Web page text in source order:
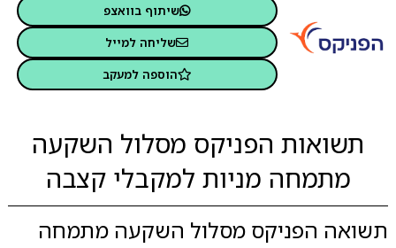
שיתוף בוואצפ
שליחה למייל
הוספה למעקב
תשואות הפניקס מסלול השקעה
מתמחה מניות למקבלי קצבה
תשואה הפניקס מסלול השקעה מתמחה